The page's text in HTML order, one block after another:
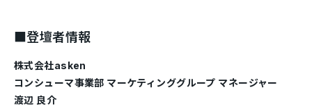
■登壇者情報
株式会社asken
コンシューマ事業部 マーケティンググループ マネージャー
渡辺 良介